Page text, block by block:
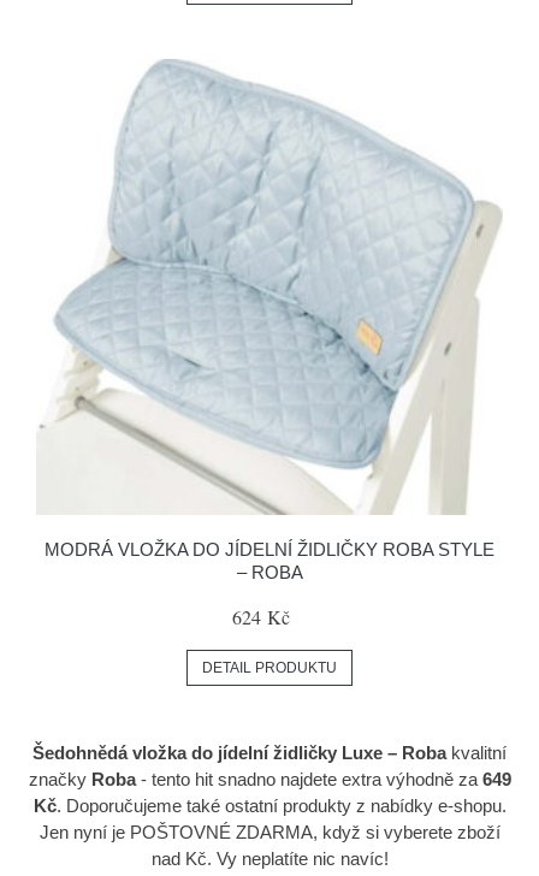
MODRÁ VLOŽKA DO JÍDELNÍ ŽIDLIČKY ROBA STYLE
– ROBA
624 Kč
DETAIL PRODUKTU
Šedohnědá vložka do jídelní židličky Luxe – Robakvalitní
značky Roba- tento hit snadno najdete extra výhodně za 649
Kč. Doporučujeme také ostatní produkty z nabídky e-shopu.
Jen nyní je POŠTOVNÉ ZDARMA, když si vyberete zboží
nad Kč. Vy neplatíte nic navíc!